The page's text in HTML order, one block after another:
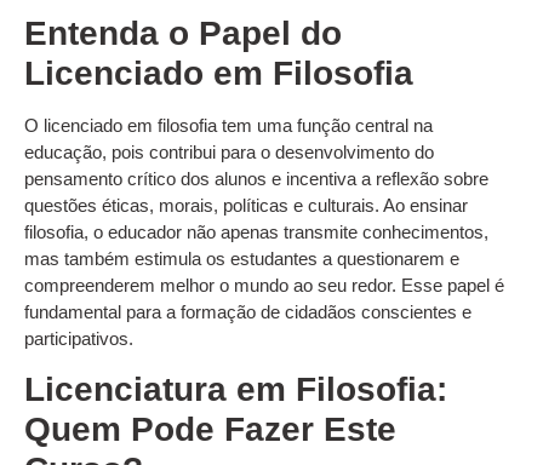
Entenda o Papel do
Licenciado em Filosofia
O licenciado em filosofia tem uma função central na
educação, pois contribui para o desenvolvimento do
pensamento crítico dos alunos e incentiva a reflexão sobre
questões éticas, morais, políticas e culturais. Ao ensinar
filosofia, o educador não apenas transmite conhecimentos,
mas também estimula os estudantes a questionarem e
compreenderem melhor o mundo ao seu redor. Esse papel é
fundamental para a formação de cidadãos conscientes e
participativos.
Licenciatura em Filosofia:
Quem Pode Fazer Este